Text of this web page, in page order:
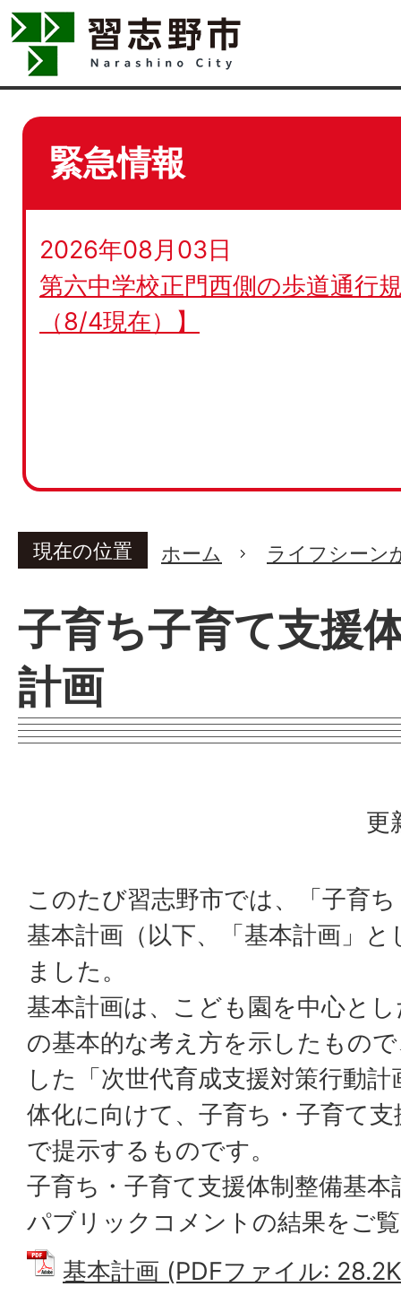
緊急情報
2026年08月03日
第六中学校正門西側の歩道通行
（8/4現在）】
現在の位置 ホーム ライフシーン
子育ち子育て支援
計画
更
このたび習志野市では、「子育
基本計画（以下、「基本計画」
ました。
基本計画は、こども園を中心と
の基本的な考え方を示したもの
した「次世代育成支援対策行動
体化に向けて、子育ち・子育て
で提示するものです。
子育ち・子育て支援体制整備基
パブリックコメントの結果をご
基本計画 (PDFファイル: